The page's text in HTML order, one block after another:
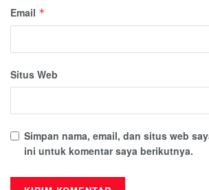
Email *
Situs Web
Simpan nama, email, dan situs web
ini untuk komentar saya berikutnya.